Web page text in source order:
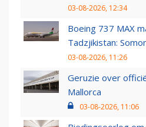
03-08-2026, 12:34
Boeing 737 MAX
Tadzjikistan:
03-08-2026, 11:26
Geruzie over
Mallorca
03-08-2026, 11:06